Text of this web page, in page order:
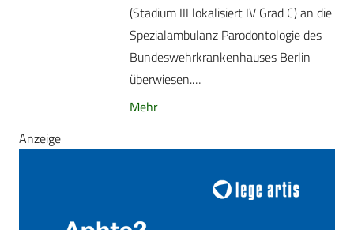
(Stadium III lokalisiert IV Grad C) an die
Spezialambulanz Parodontologie des
Bundeswehrkrankenhauses Berlin
überwiesen.…
Mehr
Anzeige